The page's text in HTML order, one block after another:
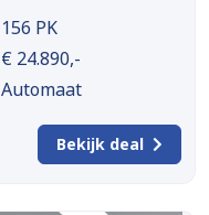
156 PK
€ 24.890,-
Automaat
Bekijk deal